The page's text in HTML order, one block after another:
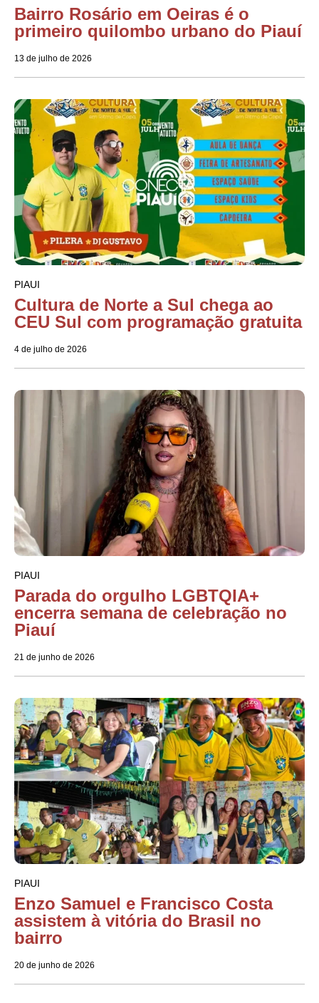
Bairro Rosário em Oeiras é o
primeiro quilombo urbano do Piauí
13 de julho de 2026
PIAUI
Cultura de Norte a Sul chega ao
CEU Sul com programação gratuita
4 de julho de 2026
PIAUI
Parada do orgulho LGBTQIA+
encerra semana de celebração no
Piauí
21 de junho de 2026
PIAUI
Enzo Samuel e Francisco Costa
assistem à vitória do Brasil no
bairro
20 de junho de 2026